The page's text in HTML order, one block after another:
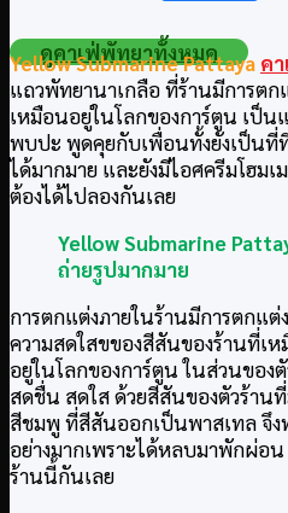
ดูคาเฟ่พัทยาทั้งหมด
Yellow Submarine Pattaya ค
แถวพัทยานาเกลือ ที่ร้านมีการตก
เหมือนอยู่ในโลกของการ์ตูน เป็น
พบปะ พูดคุยกับเพื่อนทั้งยังเป็นที่
ได้มากมาย และยังมีไอศครีมโฮม
ต้องได้ไปลองกันเลย
Yellow Submarine
ถ่ายรูปมากมาย
การตกแต่งภายในร้านมีการตกแ
ความสดใสขของสีสันของร้านที่เ
อยู่ในโลกของการ์ตูน ในส่วนของ
สดชื่น สดใส ด้วยสีสันของตัวร้าน
สีชมพู ที่สีสันออกเป็นพาสเทล จึง
อย่างมากเพราะได้หลบมาพักผ่อ
ร้านนี้กันเลย